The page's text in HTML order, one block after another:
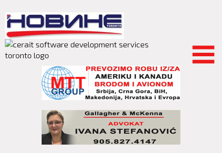
main
content